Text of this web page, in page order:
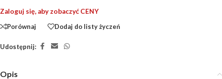
Zaloguj się, aby zobaczyć CENY
Porównaj
Dodaj do listy życzeń
Udostępnij:
Opis